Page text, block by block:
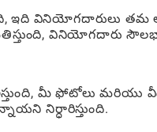
ఇది
వినియోగదారు
ఇస్తుంది, మీ ఫోటోలు
నిర్ధారిస్తుంది.